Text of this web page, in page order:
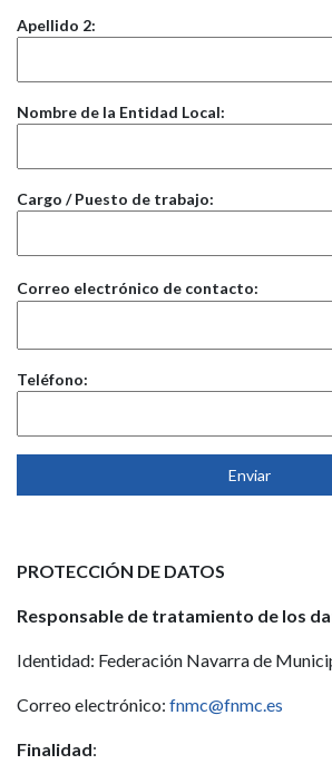
Apellido 2:
Nombre de la Entidad Local:
Cargo / Puesto de trabajo:
Correo electrónico de contacto:
Teléfono:
PROTECCIÓN DE DATOS
Responsable de tratamiento de los
Identidad: Federación Navarra de
Correo electrónico: fnmc@fnmc.es
Finalidad: